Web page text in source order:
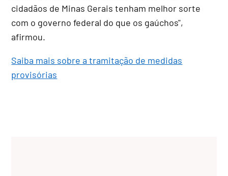
cidadãos de Minas Gerais tenham melhor sorte
com o governo federal do que os gaúchos",
afirmou.
Saiba mais sobre a tramitação de medidas
provisórias